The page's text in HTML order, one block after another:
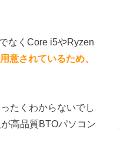
なくCore i5やRyzen
意されているため、
たくわからないでし
高品質BTOパソコン